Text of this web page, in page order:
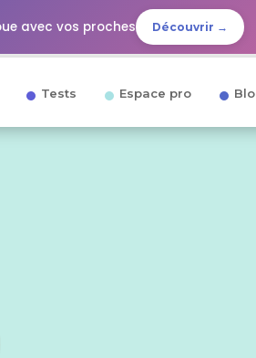
avec vos proches Découvrir →
Tests Espace pro